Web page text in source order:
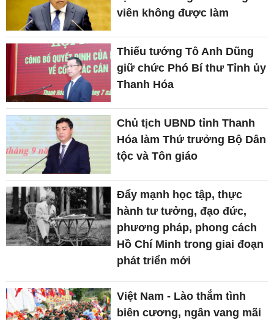
viên không được làm
Thiếu tướng Tô Anh Dũng
giữ chức Phó Bí thư Tỉnh ủy
Thanh Hóa
Chủ tịch UBND tỉnh Thanh
Hóa làm Thứ trưởng Bộ Dân
tộc và Tôn giáo
Đẩy mạnh học tập, thực
hành tư tưởng, đạo đức,
phương pháp, phong cách
Hồ Chí Minh trong giai đoạn
phát triển mới
Việt Nam - Lào thắm tình
biên cương, ngân vang mãi